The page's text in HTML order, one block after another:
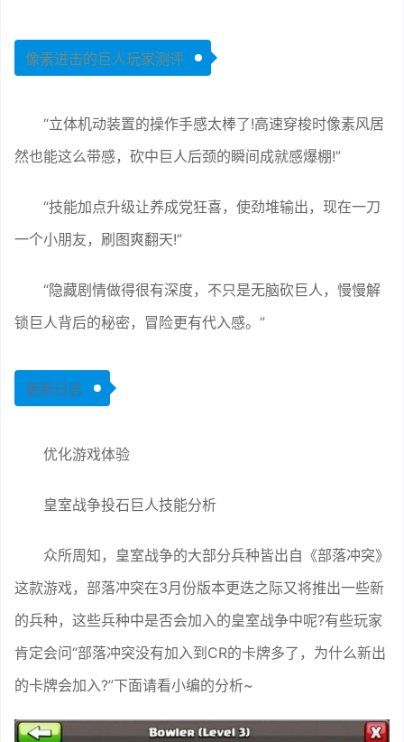
像素进击的巨人玩家测评
“立体机动装置的操作手感太棒了!高速穿梭时像素风居
然也能这么带感，砍中巨人后颈的瞬间成就感爆棚!”
“技能加点升级让养成党狂喜，使劲堆输出，现在一刀
一个小朋友，刷图爽翻天!”
“隐藏剧情做得很有深度，不只是无脑砍巨人，慢慢解
锁巨人背后的秘密，冒险更有代入感。”
更新日志
优化游戏体验
皇室战争投石巨人技能分析
众所周知，皇室战争的大部分兵种皆出自《部落冲突》
这款游戏，部落冲突在3月份版本更迭之际又将推出一些新
的兵种，这些兵种中是否会加入的皇室战争中呢?有些玩家
肯定会问“部落冲突没有加入到CR的卡牌多了，为什么新出
的卡牌会加入?”下面请看小编的分析~